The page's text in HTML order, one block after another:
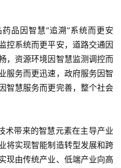
品因智慧“追溯”系统而更安
控系统而更平安，道路交通因
，资源环境因智慧监测调控而
服务而更迅速，政府服务因智
智慧服务而更完善，整个社会
术带来的智慧元素在主导产业
将实现智能制造转型发展和跨
现由传统产业、低端产业向高